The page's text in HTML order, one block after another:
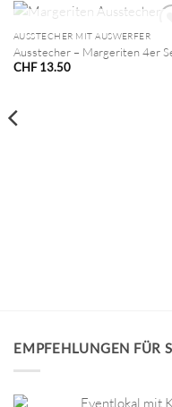
NICHT VORRÄTIG
AUSSTECHER MIT AUSWERFER
Ausstecher – Margeriten 4er
CHF13.50
EMPFEHLUNGEN FÜR
Eventlokal mit